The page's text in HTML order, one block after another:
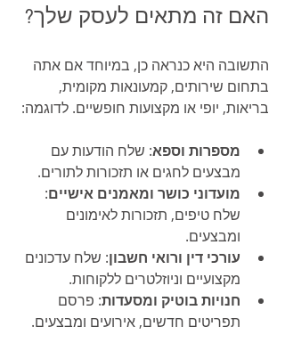
האם זה מתאים לעסק שלך?
התשובה היא כנראה כן, במיוחד אם אתה
בתחום שירותים, קמעונאות מקומית,
בריאות, יופי או מקצועות חופשיים. לדוגמה:
מספרות וספא: שלח הודעות עם
מבצעים לחגים או תזכורות לתורים.
מועדוני כושר ומאמנים אישיים:
שלח טיפים, תזכורות לאימונים
ומבצעים.
עורכי דין ורואי חשבון: שלח עדכונים
מקצועיים וניוזלטרים ללקוחות.
חנויות בוטיק ומסעדות: פרסם
תפריטים חדשים, אירועים ומבצעים.